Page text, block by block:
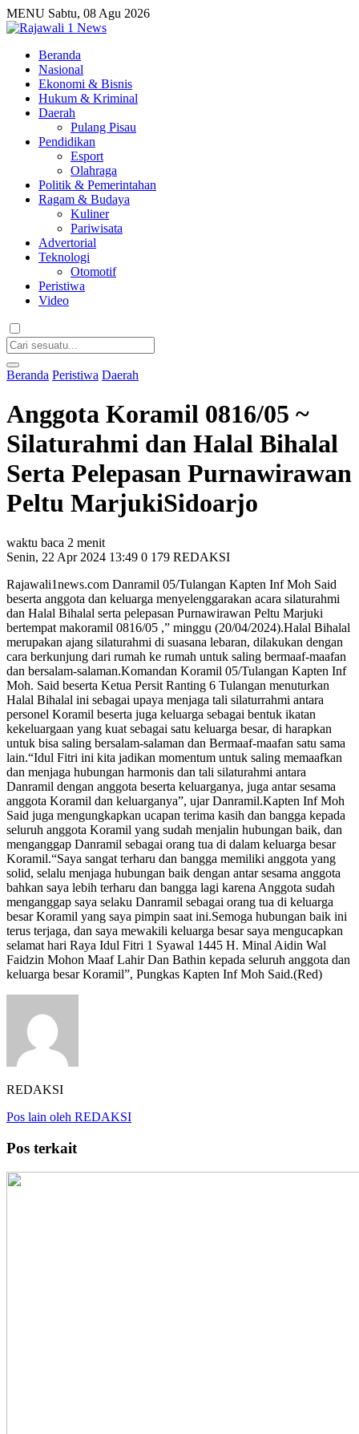
MENU Sabtu, 08 Agu 2026
Beranda
Nasional
Ekonomi & Bisnis
Hukum & Kriminal
Daerah
Pulang Pisau
Pendidikan
Esport
Olahraga
Politik & Pemerintahan
Ragam & Budaya
Kuliner
Pariwisata
Advertorial
Teknologi
Otomotif
Peristiwa
Video
Beranda Peristiwa Daerah
Anggota Koramil 0816/05 ~
Silaturahmi dan Halal Bihalal
Serta Pelepasan Purnawirawan
Peltu MarjukiSidoarjo
waktu baca 2 menit
Senin, 22 Apr 2024 13:49 0 179 REDAKSI
Rajawali1news.com Danramil 05/Tulangan Kapten Inf Moh Said
beserta anggota dan keluarga menyelenggarakan acara silaturahmi
dan Halal Bihalal serta pelepasan Purnawirawan Peltu Marjuki
bertempat makoramil 0816/05 ,” minggu (20/04/2024).Halal Bihalal
merupakan ajang silaturahmi di suasana lebaran, dilakukan dengan
cara berkunjung dari rumah ke rumah untuk saling bermaaf-maafan
dan bersalam-salaman.Komandan Koramil 05/Tulangan Kapten Inf
Moh. Said beserta Ketua Persit Ranting 6 Tulangan menuturkan
Halal Bihalal ini sebagai upaya menjaga tali silaturrahmi antara
personel Koramil beserta juga keluarga sebagai bentuk ikatan
kekeluargaan yang kuat sebagai satu keluarga besar, di harapkan
untuk bisa saling bersalam-salaman dan Bermaaf-maafan satu sama
lain.“Idul Fitri ini kita jadikan momentum untuk saling memaafkan
dan menjaga hubungan harmonis dan tali silaturahmi antara
Danramil dengan anggota beserta keluarganya, juga antar sesama
anggota Koramil dan keluarganya”, ujar Danramil.Kapten Inf Moh
Said juga mengungkapkan ucapan terima kasih dan bangga kepada
seluruh anggota Koramil yang sudah menjalin hubungan baik, dan
menganggap Danramil sebagai orang tua di dalam keluarga besar
Koramil.“Saya sangat terharu dan bangga memiliki anggota yang
solid, selalu menjaga hubungan baik dengan antar sesama anggota
bahkan saya lebih terharu dan bangga lagi karena Anggota sudah
menganggap saya selaku Danramil sebagai orang tua di keluarga
besar Koramil yang saya pimpin saat ini.Semoga hubungan baik ini
terus terjaga, dan saya mewakili keluarga besar saya mengucapkan
selamat hari Raya Idul Fitri 1 Syawal 1445 H. Minal Aidin Wal
Faidzin Mohon Maaf Lahir Dan Bathin kepada seluruh anggota dan
keluarga besar Koramil”, Pungkas Kapten Inf Moh Said.(Red)
REDAKSI
Pos lain oleh REDAKSI
Pos terkait